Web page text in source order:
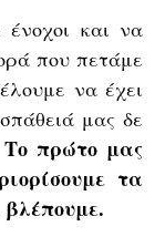
και να
που πετάμε
να έχει
μας δε
Το πρώτο μας
τα